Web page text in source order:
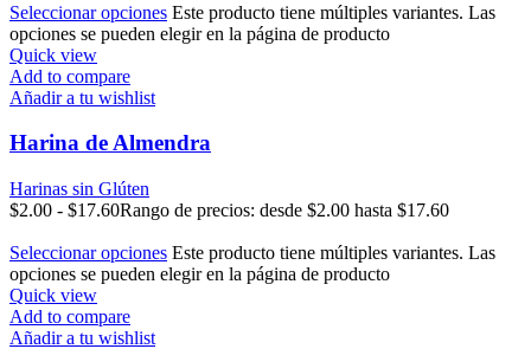
Seleccionar opciones Este producto tiene múltiples variantes. Las
opciones se pueden elegir en la página de producto
Quick view
Add to compare
Añadir a tu wishlist
Harina de Almendra
Harinas sin Glúten
$2.00 - $17.60Rango de precios: desde $2.00 hasta $17.60
Seleccionar opciones Este producto tiene múltiples variantes. Las
opciones se pueden elegir en la página de producto
Quick view
Add to compare
Añadir a tu wishlist